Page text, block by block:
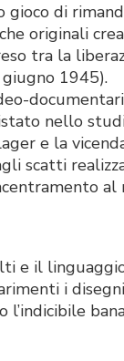
gioco di
originali
tra la
1945).
nello
e la
scatti
e il
i
l’indicibile